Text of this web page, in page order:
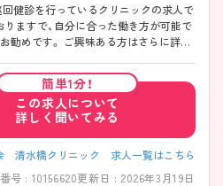
健診を行っているクリニックの求人で
りますで、自分に合った働き方が可能で
勧めです。 ご興味ある方はさらに詳細
簡単1分！
この求人について
詳しく聞いてみる
清水橋クリニック 求人一覧はこちら
号 : 10156620更新日 : 2026年3月19日